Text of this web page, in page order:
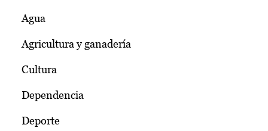
Agua
Agricultura y ganadería
Cultura
Dependencia
Deporte